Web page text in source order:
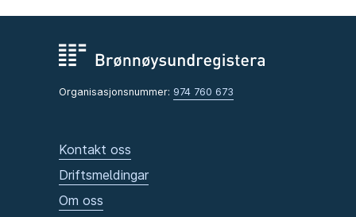
Organisasjonsnummer: 974 760 673
Kontakt oss
Driftsmeldingar
Om oss